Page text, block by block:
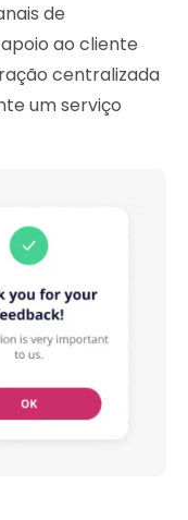
de
ao cliente
centralizada
um serviço